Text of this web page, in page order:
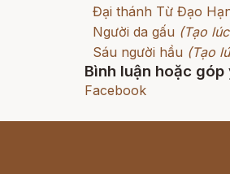
Đại thánh Từ Đạo
Người da gấu (Tạo
Sáu người hầu (Tạo
Bình luận hoặc
Facebook